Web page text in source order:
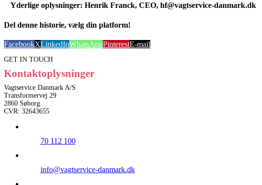
Yderlige oplysninger: Henrik Franck, CEO, hf@vagtservice-danmark.dk
Del denne historie, vælg din platform!
FacebookXLinkedInWhatsAppPinterestE-mail
GET IN TOUCH
Kontaktoplysninger
Vagtservice Danmark A/S
Transformervej 29
2860 Søborg
CVR: 32643655
70 112 100
info@vagtservice-danmark.dk